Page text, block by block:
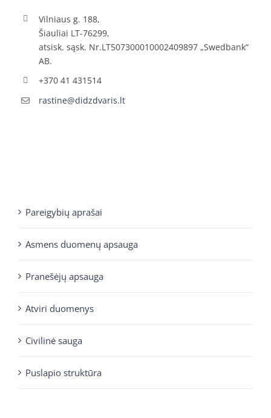
Vilniaus g. 188,
Šiauliai LT-76299,
atsisk. sąsk. Nr.LT507300010002409897 „Swedbank“
AB.
+370 41 431514
rastine@didzdvaris.lt
Pareigybių aprašai
Asmens duomenų apsauga
Pranešėjų apsauga
Atviri duomenys
Civilinė sauga
Puslapio struktūra